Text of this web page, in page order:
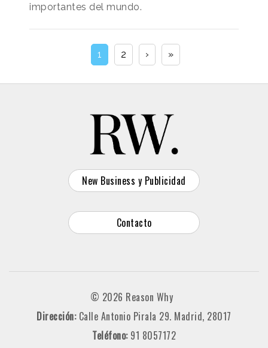
importantes del mundo.
1 2 › »
New Business y Publicidad
Contacto
© 2026 Reason Why
Dirección: Calle Antonio Pirala 29. Madrid, 28017
Teléfono: 91 8057172